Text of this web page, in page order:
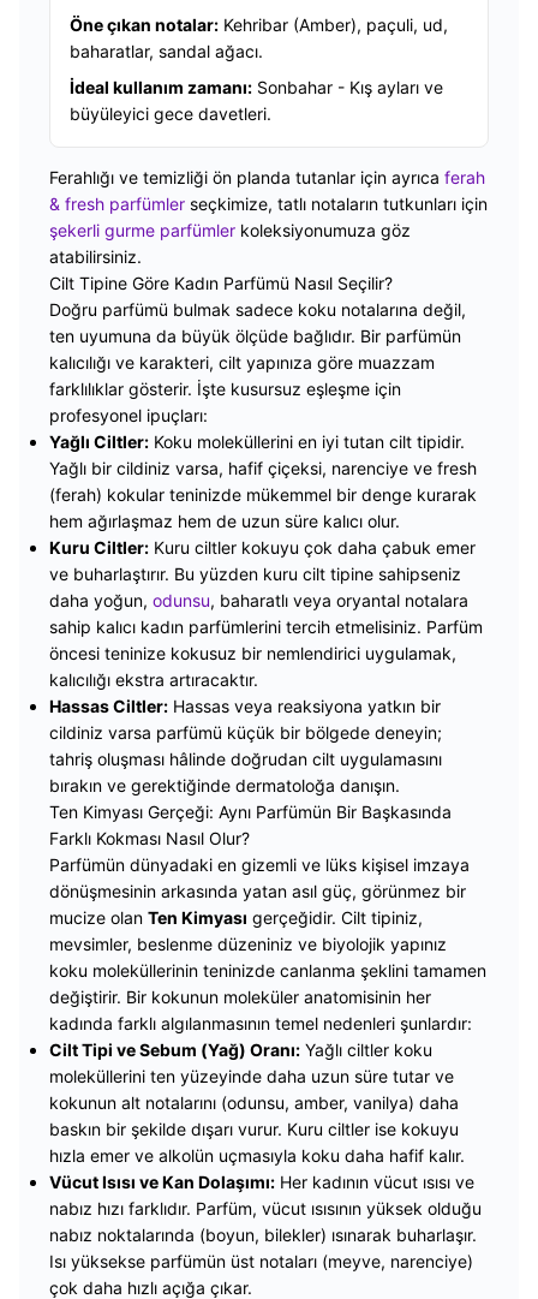
Öne çıkan notalar: Kehribar (Amber), paçuli, ud,
baharatlar, sandal ağacı.
İdeal kullanım zamanı: Sonbahar - Kış ayları ve
büyüleyici gece davetleri.
Ferahlığı ve temizliği ön planda tutanlar için ayrıca ferah
& fresh parfümler seçkimize, tatlı notaların tutkunları için
şekerli gurme parfümler koleksiyonumuza göz
atabilirsiniz.
Cilt Tipine Göre Kadın Parfümü Nasıl Seçilir?
Doğru parfümü bulmak sadece koku notalarına değil,
ten uyumuna da büyük ölçüde bağlıdır. Bir parfümün
kalıcılığı ve karakteri, cilt yapınıza göre muazzam
farklılıklar gösterir. İşte kusursuz eşleşme için
profesyonel ipuçları:
Yağlı Ciltler: Koku moleküllerini en iyi tutan cilt tipidir.
Yağlı bir cildiniz varsa, hafif çiçeksi, narenciye ve fresh
(ferah) kokular teninizde mükemmel bir denge kurarak
hem ağırlaşmaz hem de uzun süre kalıcı olur.
Kuru Ciltler: Kuru ciltler kokuyu çok daha çabuk emer
ve buharlaştırır. Bu yüzden kuru cilt tipine sahipseniz
daha yoğun, odunsu, baharatlı veya oryantal notalara
sahip kalıcı kadın parfümlerini tercih etmelisiniz. Parfüm
öncesi teninize kokusuz bir nemlendirici uygulamak,
kalıcılığı ekstra artıracaktır.
Hassas Ciltler: Hassas veya reaksiyona yatkın bir
cildiniz varsa parfümü küçük bir bölgede deneyin;
tahriş oluşması hâlinde doğrudan cilt uygulamasını
bırakın ve gerektiğinde dermatoloğa danışın.
Ten Kimyası Gerçeği: Aynı Parfümün Bir Başkasında
Farklı Kokması Nasıl Olur?
Parfümün dünyadaki en gizemli ve lüks kişisel imzaya
dönüşmesinin arkasında yatan asıl güç, görünmez bir
mucize olan Ten Kimyası gerçeğidir. Cilt tipiniz,
mevsimler, beslenme düzeniniz ve biyolojik yapınız
koku moleküllerinin teninizde canlanma şeklini tamamen
değiştirir. Bir kokunun moleküler anatomisinin her
kadında farklı algılanmasının temel nedenleri şunlardır:
Cilt Tipi ve Sebum (Yağ) Oranı: Yağlı ciltler koku
moleküllerini ten yüzeyinde daha uzun süre tutar ve
kokunun alt notalarını (odunsu, amber, vanilya) daha
baskın bir şekilde dışarı vurur. Kuru ciltler ise kokuyu
hızla emer ve alkolün uçmasıyla koku daha hafif kalır.
Vücut Isısı ve Kan Dolaşımı: Her kadının vücut ısısı ve
nabız hızı farklıdır. Parfüm, vücut ısısının yüksek olduğu
nabız noktalarında (boyun, bilekler) ısınarak buharlaşır.
Isı yüksekse parfümün üst notaları (meyve, narenciye)
çok daha hızlı açığa çıkar.